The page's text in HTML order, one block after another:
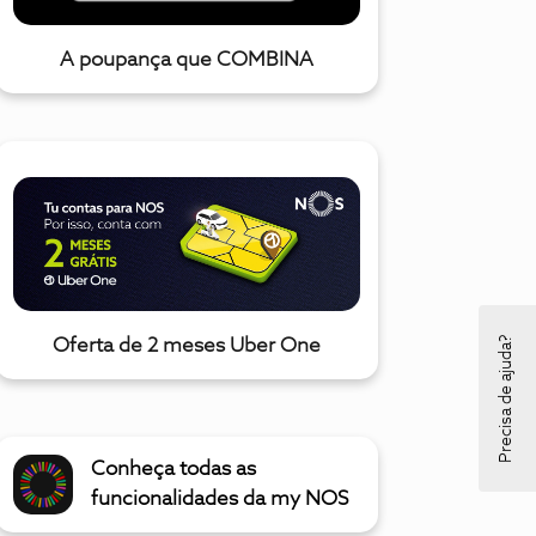
A poupança que COMBINA
Oferta de 2 meses Uber One
Conheça todas as
funcionalidades da my NOS
Precisa de ajuda?